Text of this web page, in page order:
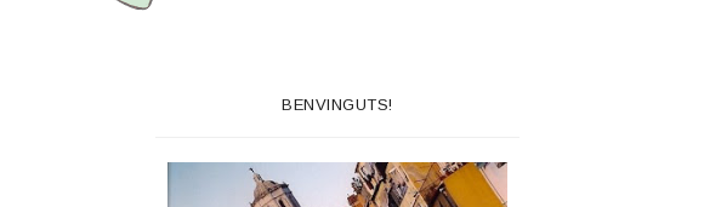
BENVINGUTS!